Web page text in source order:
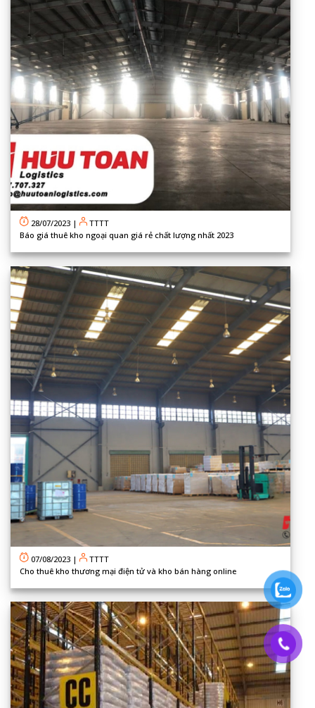
28/07/2023 |
TTTT
Báo giá thuê kho ngoại quan giá rẻ chất lượng nhất 2023
07/08/2023 |
TTTT
Cho thuê kho thương mại điện tử và kho bán hàng online